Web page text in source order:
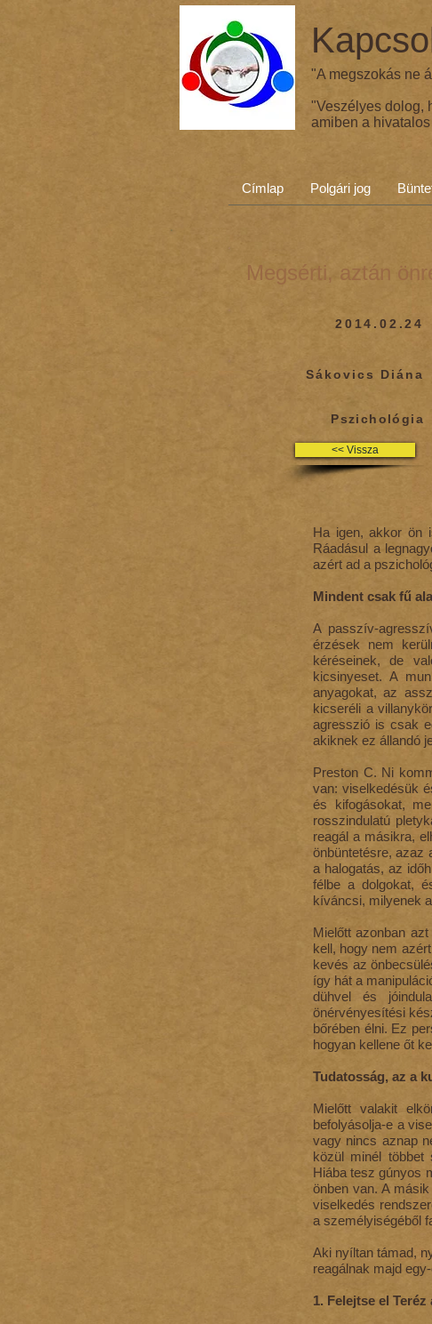
"A megszokás ne
"Veszélyes dolog,
amiben a
Címlap Polgári jog
Sákovics Diána
2014.02.24
Pszichológia
Ha igen, akkor ön
Ráadásul a
azért ad a
Mindent csak fű
A passzív-
érzések nem
kéréseinek, de
kicsinyeset. A
anyagokat, az
kicseréli a
agresszió is csak
akiknek ez állandó
Preston C. Ni
van: viselkedésük
és kifogásokat,
rosszindulatú
reagál a másikra,
önbüntetésre, azaz
a halogatás, az
félbe a dolgokat,
kíváncsi, milyenek
Mielőtt azonban
kell, hogy nem
kevés az
így hát a
dühvel és
önérvényesítési
bőrében élni. Ez
hogyan kellene őt
Tudatosság, az a
Mielőtt valakit
befolyásolja-e a
vagy nincs aznap
közül minél többet
Hiába tesz gúnyos
önben van. A
viselkedés
a személyiségéből
Aki nyíltan támad,
reagálnak majd
1. Felejtse el Teréz
Megsérti, aztán
<< Vissza
<< Vissza